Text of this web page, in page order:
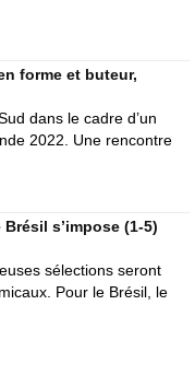
forme et buteur,
dans le cadre d’un
2022. Une rencontre
s’impose (1-5)
sélections seront
Pour le Brésil, le